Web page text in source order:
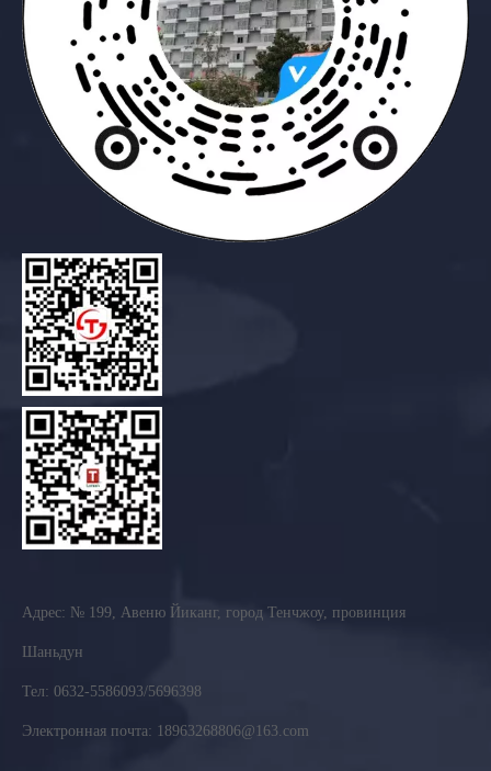
Адрес: № 199, Авеню Йиканг, город Тенчжоу, провинция
Шаньдун
Тел: 0632-5586093/5696398
Электронная почта: 18963268806@163.com